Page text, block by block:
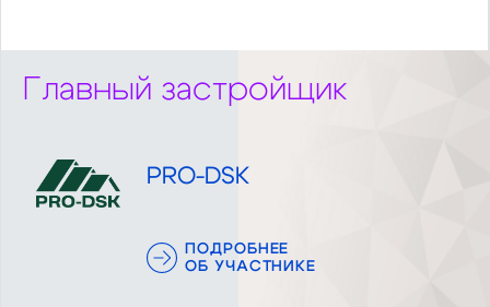
Главный застройщик
PRO-DSK
ПОДРОБНЕЕ
ОБ УЧАСТНИКЕ